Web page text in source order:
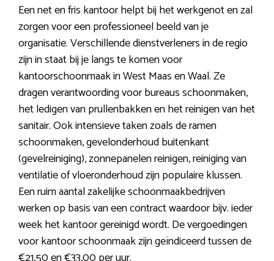
Een net en fris kantoor helpt bij het werkgenot en zal
zorgen voor een professioneel beeld van je
organisatie. Verschillende dienstverleners in de regio
zijn in staat bij je langs te komen voor
kantoorschoonmaak in West Maas en Waal. Ze
dragen verantwoording voor bureaus schoonmaken,
het ledigen van prullenbakken en het reinigen van het
sanitair. Ook intensieve taken zoals de ramen
schoonmaken, gevelonderhoud buitenkant
(gevelreiniging), zonnepanelen reinigen, reiniging van
ventilatie of vloeronderhoud zijn populaire klussen.
Een ruim aantal zakelijke schoonmaakbedrijven
werken op basis van een contract waardoor bijv. ieder
week het kantoor gereinigd wordt. De vergoedingen
voor kantoor schoonmaak zijn geïndiceerd tussen de